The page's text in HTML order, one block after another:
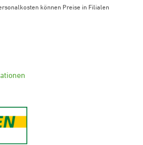
können Preise in Filialen